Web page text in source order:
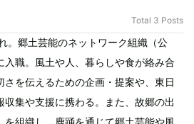
Total 3 Posts
。郷土芸能のネットワーク組織（公
職。風土や人、暮らしや食が絡み合
さを伝えるための企画・提案や、東日
集や支援に携わる。また、故郷の出
を組織し、鹿踊を通じて郷土芸能や風